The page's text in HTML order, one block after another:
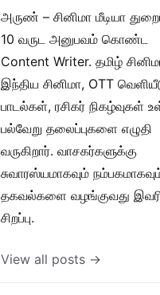
அருண் – சினிமா மீடியா
10 வருட அனுபவம் கொண்ட
Content Writer. தமிழ்
இந்திய சினிமா, OTT
பாடல்கள், ரசிகர் நிகழ்வுகள்
பல்வேறு தலைப்புகளை எழுதி
வருகிறார். வாசகர்களுக்கு
சுவாரஸ்யமாகவும்
தகவல்களை வழங்குவது
சிறப்பு.
View all posts →